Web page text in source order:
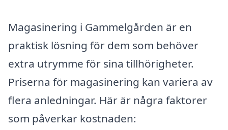
Magasinering i Gammelgården är en
praktisk lösning för dem som behöver
extra utrymme för sina tillhörigheter.
Priserna för magasinering kan variera av
flera anledningar. Här är några faktorer
som påverkar kostnaden: